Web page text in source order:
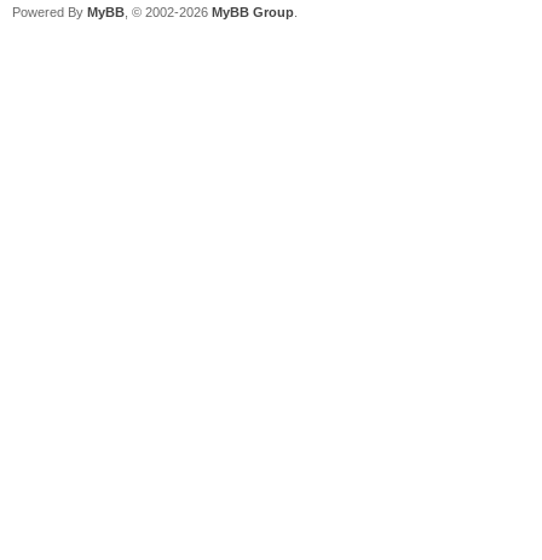
Powered By MyBB , © 2002-2026 MyBB Group